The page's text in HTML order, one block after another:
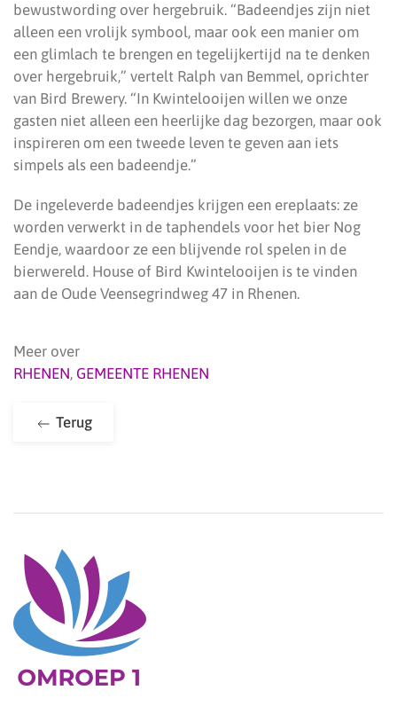
bewustwording over hergebruik. “Badeendjes zijn niet
alleen een vrolijk symbool, maar ook een manier om
een glimlach te brengen en tegelijkertijd na te denken
over hergebruik,” vertelt Ralph van Bemmel, oprichter
van Bird Brewery. “In Kwintelooijen willen we onze
gasten niet alleen een heerlijke dag bezorgen, maar ook
inspireren om een tweede leven te geven aan iets
simpels als een badeendje.”
De ingeleverde badeendjes krijgen een ereplaats: ze
worden verwerkt in de taphendels voor het bier Nog
Eendje, waardoor ze een blijvende rol spelen in de
bierwereld. House of Bird Kwintelooijen is te vinden
aan de Oude Veensegrindweg 47 in Rhenen.
Meer over
RHENEN, GEMEENTE RHENEN
Terug